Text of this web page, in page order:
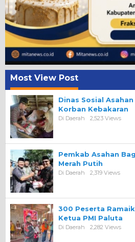
Most View Post
Dinas Sosial
Korban Kebakaran
Di Daerah 2,523 Views
Pemkab Asahan
Merah Putih
Di Daerah 2,319 Views
300 Peserta
Ketua PMI Paluta
Di Daerah 2,282 Views